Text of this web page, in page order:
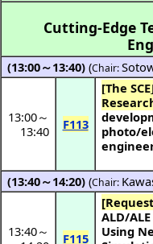
Cutting-Edge
(13:00～13:40) (Chair:
13:00～
13:40
F113
[The
photo/
(13:40～14:20) (Chair:
13:40～
F115
ALD/
Using